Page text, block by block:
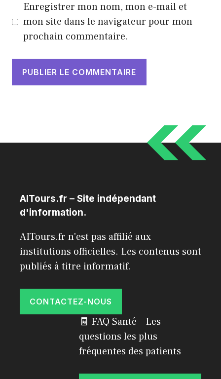
Enregistrer mon nom, mon e-mail et
mon site dans le navigateur pour mon
prochain commentaire.
AITours.fr – Site indépendant
d'information.
AITours.fr n'est pas affilié aux
institutions officielles. Les contenus sont
publiés à titre informatif.
CONTACTEZ-NOUS
🧾 FAQ Santé – Les
questions les plus
fréquentes des patients